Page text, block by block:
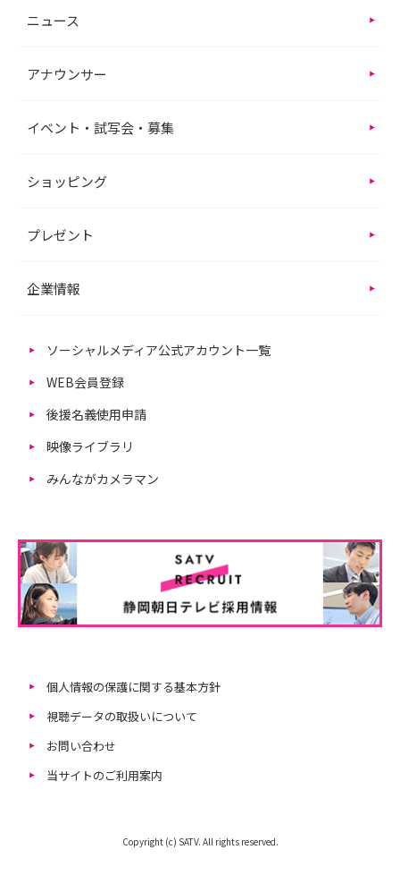
ニュース
アナウンサー
イベント・試写会・募集
ショッピング
プレゼント
企業情報
ソーシャルメディア公式アカウント一覧
WEB会員登録
後援名義使用申請
映像ライブラリ
みんながカメラマン
個人情報の保護に関する基本方針
視聴データの取扱いについて
お問い合わせ
当サイトのご利用案内
Copyright (c) SATV. All rights reserved.